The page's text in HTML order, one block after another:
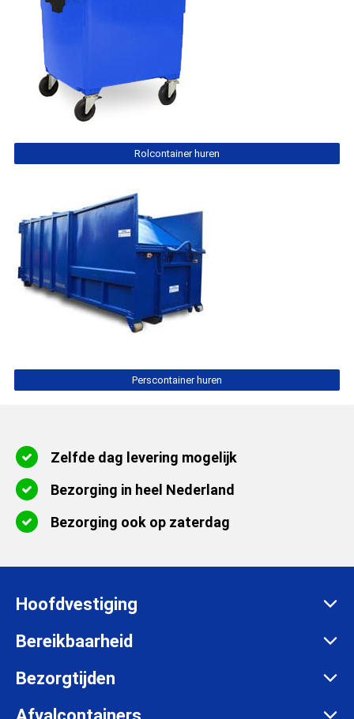
Rolcontainer huren
Perscontainer huren
Zelfde dag levering mogelijk
Bezorging in heel Nederland
Bezorging ook op zaterdag
Hoofdvestiging
Zadelmakersstraat 26
info@afvalcontainerbestellen.nl
Bereikbaarheid
Maandag t/m vrijdag:
Bezorgtijden
Maandag t/m vrijdag: